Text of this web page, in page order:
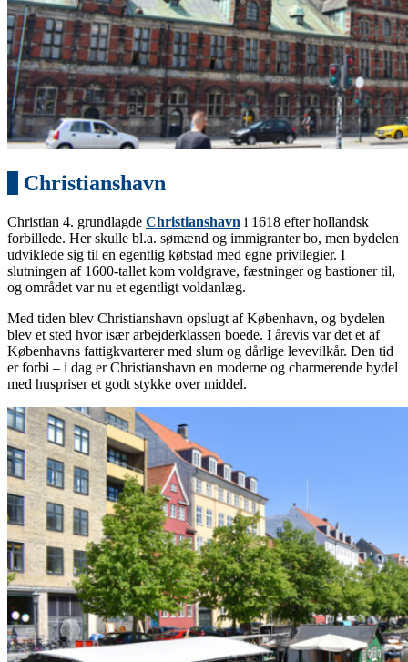
Christianshavn
Christian 4. grundlagde Christianshavn i 1618 efter hollandsk
forbillede. Her skulle bl.a. sømænd og immigranter bo, men bydelen
udviklede sig til en egentlig købstad med egne privilegier. I
slutningen af 1600-tallet kom voldgrave, fæstninger og bastioner til,
og området var nu et egentligt voldanlæg.
Med tiden blev Christianshavn opslugt af København, og bydelen
blev et sted hvor især arbejderklassen boede. I årevis var det et af
Københavns fattigkvarterer med slum og dårlige levevilkår. Den tid
er forbi – i dag er Christianshavn en moderne og charmerende bydel
med huspriser et godt stykke over middel.